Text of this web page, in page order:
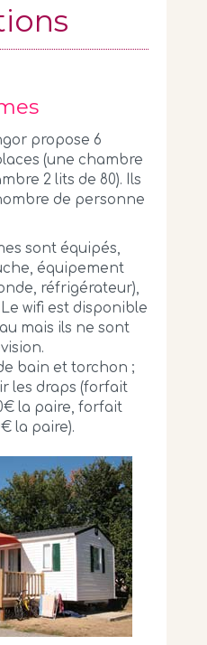
propose 6
(une chambre
2 lits de 80). Ils
de personne
sont équipés,
équipement
réfrigérateur),
wifi est disponible
mais ils ne sont
bain et torchon ;
les draps (forfait
la paire, forfait
la paire).